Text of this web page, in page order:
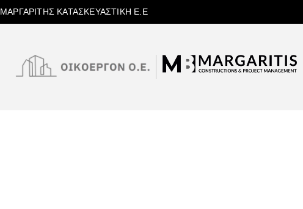
ΜΑΡΓΑΡΙΤΗΣ ΚΑΤΑΣΚΕΥΑΣΤΙΚΗ Ε.Ε